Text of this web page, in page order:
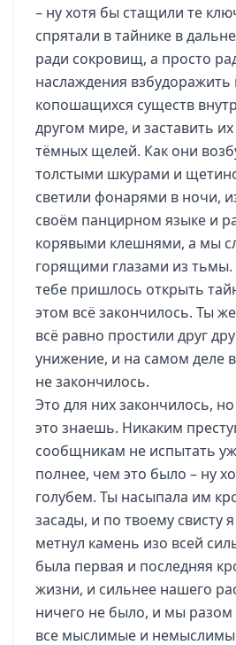
– ну хотя бы стащили те
спрятали в тайнике в
ради сокровищ, а просто
наслаждения взбудоражить
копошащихся существ
другом мире, и заставить
тёмных щелей. Как они
толстыми шкурами и
светили фонарями в ночи,
своём панцирном языке и
корявыми клешнями, а мы
горящими глазами из
тебе пришлось открыть
этом всё закончилось. Ты
всё равно простили друг
унижение, и на самом деле
не закончилось.
Это для них закончилось,
это знаешь. Никаким
сообщникам не испытать
полнее, чем это было – ну
голубем. Ты насыпала им
засады, и по твоему свисту
метнул камень изо всей
была первая и последняя
жизни, и сильнее нашего
ничего не было, и мы
все мыслимые и